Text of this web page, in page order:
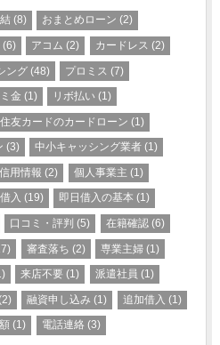
(8) おまとめローン (2)
(6) アコム (2) カードレス (2)
ング (48) プロミス (7)
金 (1) リボ払い (1)
友カードのカードローン (1)
(3) 中小キャッシング業者 (1)
信用情報 (2) 個人事業主 (1)
入 (19) 即日借入の基本 (1)
口コミ・評判 (5) 在籍確認(6)
審査落ち (2) 専業主婦(1)
来店不要 (1) 派遣社員 (1)
融資申し込み (1) 追加借入 (1)
(1) 電話連絡(3)